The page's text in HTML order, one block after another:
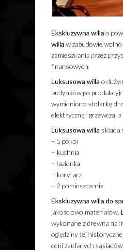
Ekskluzywna willa o
willa w zabudowie
zamieszkania przez
finansowych.
Luksusowa willa o
budynków po
wymieniono stolarkę
elektryczną i grzewczą,
Luksusowa willa
– 5 pokoi
– kuchnia
– łazienka
– korytarz
– 2 pomieszczenia
Ekskluzywna willa do
jakościowo materiałów.
wykonane z drewna na
oględziny tej
ceni zaufanych